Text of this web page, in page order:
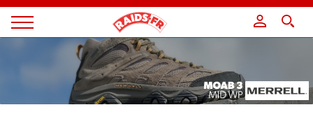
Magazine
Panneau de gestion des cookies